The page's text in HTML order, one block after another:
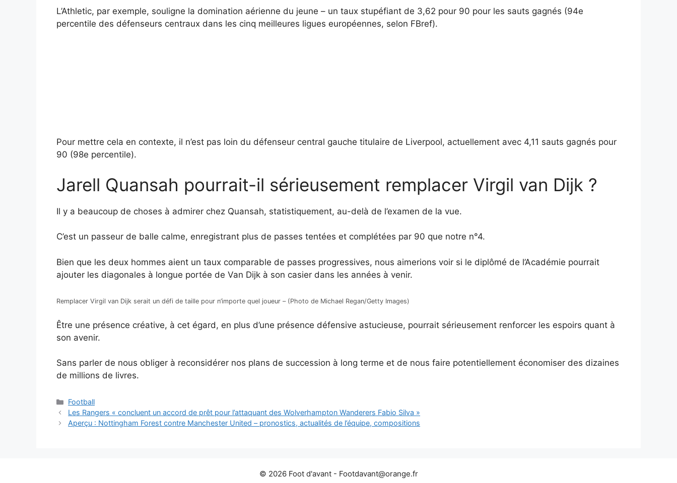
L’Athletic, par exemple, souligne la domination aérienne du jeune – un taux stupéfiant de 3,62 pour 90 pour les sauts gagnés (94e
percentile des défenseurs centraux dans les cinq meilleures ligues européennes, selon FBref).
Pour mettre cela en contexte, il n’est pas loin du défenseur central gauche titulaire de Liverpool, actuellement avec 4,11 sauts gagnés pour
90 (98e percentile).
Jarell Quansah pourrait-il sérieusement remplacer Virgil van Dijk ?
Il y a beaucoup de choses à admirer chez Quansah, statistiquement, au-delà de l’examen de la vue.
C’est un passeur de balle calme, enregistrant plus de passes tentées et complétées par 90 que notre n°4.
Bien que les deux hommes aient un taux comparable de passes progressives, nous aimerions voir si le diplômé de l’Académie pourrait
ajouter les diagonales à longue portée de Van Dijk à son casier dans les années à venir.
Remplacer Virgil van Dijk serait un défi de taille pour n’importe quel joueur – (Photo de Michael Regan/Getty Images)
Être une présence créative, à cet égard, en plus d’une présence défensive astucieuse, pourrait sérieusement renforcer les espoirs quant à
son avenir.
Sans parler de nous obliger à reconsidérer nos plans de succession à long terme et de nous faire potentiellement économiser des dizaines
de millions de livres.
Catégories
Football
Les Rangers « concluent un accord de prêt pour l’attaquant des Wolverhampton Wanderers Fabio Silva »
Aperçu : Nottingham Forest contre Manchester United – pronostics, actualités de l’équipe, compositions
© 2026 Foot d'avant - Footdavant@orange.fr